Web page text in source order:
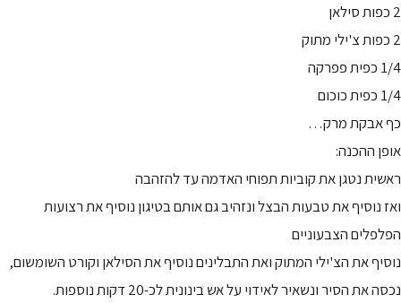
2 כפות סילאן
2 כפות צ'ילי מתוק
1/4 כפית פפרקה
1/4 כפית כוכום
כף אבקת מרק…
אופן ההכנה:
ראשית נטגן את קוביות תפוחי האדמה עד להזהבה
ואז נוסיף את טבעות הבצל ונזהיב גם אותם בטיגון נוסיף את רצועות
הפלפלים הצבעוניים
נוסיף את הצ'ילי המתוק ואת התבלינים נוסיף את הסילאן וקורט השומשום,
נכסה את הסיר ונשאיר לאידוי על אש בינונית לכ-20 דקות נוספות.